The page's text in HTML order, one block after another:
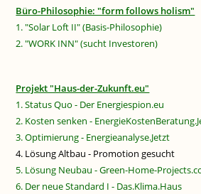
Büro-Philosophie: "form follows holism"
1. "Solar Loft II" (Basis-Philosophie)
2. "WORK INN" (sucht Investoren)
Projekt "Haus-der-Zukunft.eu"
1. Status Quo - Der Energiespion.eu
2. Kosten senken -
3. Optimierung - Energieanalyse.Jetzt
4. Lösung Altbau - Promotion gesucht
5. Lösung Neubau - Green-Home-
6. Der neue Standard I - Das.Klima.Haus